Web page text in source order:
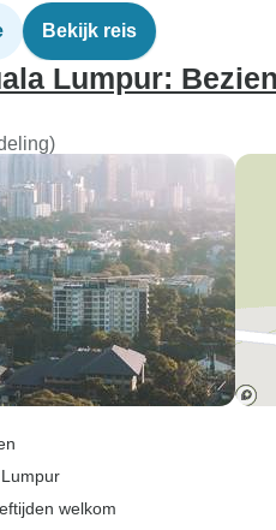
Bekijk reis
Lumpur:
welkom